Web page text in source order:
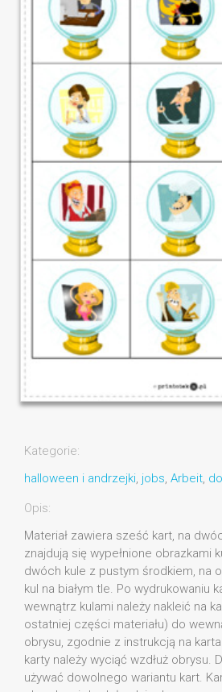
Kategorie:
halloween i andrzejki, jobs, Arbeit,
Opis:
Materiał zawiera sześć kart, na
znajdują się wypełnione obrazkami
dwóch kule z pustym środkiem, na
kul na białym tle. Po wydrukowaniu
wewnątrz kulami należy nakleić na
ostatniej części materiału) do
obrysu, zgodnie z instrukcją na
karty należy wyciąć wzdłuż obrysu.
używać dowolnego wariantu kart.